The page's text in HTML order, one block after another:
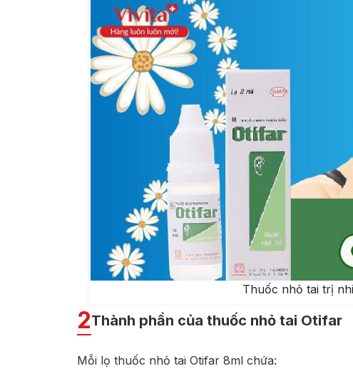
Thuốc nhỏ tai trị
2Thành phần của thuốc nhỏ tai Otifar
Mỗi lọ thuốc nhỏ tai Otifar 8ml chứa: